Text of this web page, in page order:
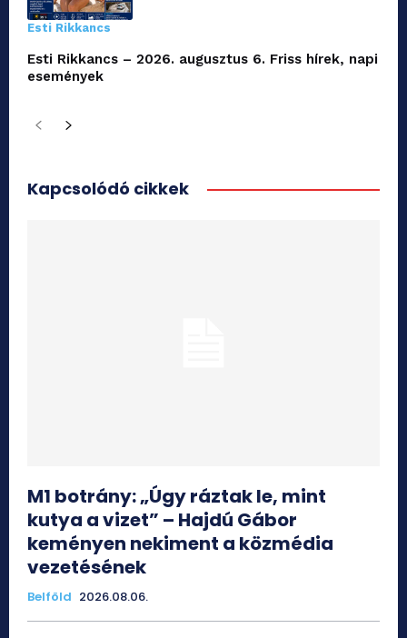
Esti Rikkancs
Esti Rikkancs – 2026. augusztus 6. Friss hírek, napi
események
Kapcsolódó cikkek
M1 botrány: „Úgy ráztak le, mint
kutya a vizet” – Hajdú Gábor
keményen nekiment a közmédia
vezetésének
Belföld 2026.08.06.